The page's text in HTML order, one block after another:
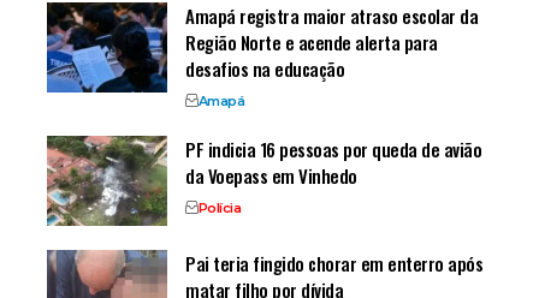
Amapá registra maior atraso escolar da
Região Norte e acende alerta para
desafios na educação
Amapá
PF indicia 16 pessoas por queda de avião
da Voepass em Vinhedo
Polícia
Pai teria fingido chorar em enterro após
matar filho por dívida